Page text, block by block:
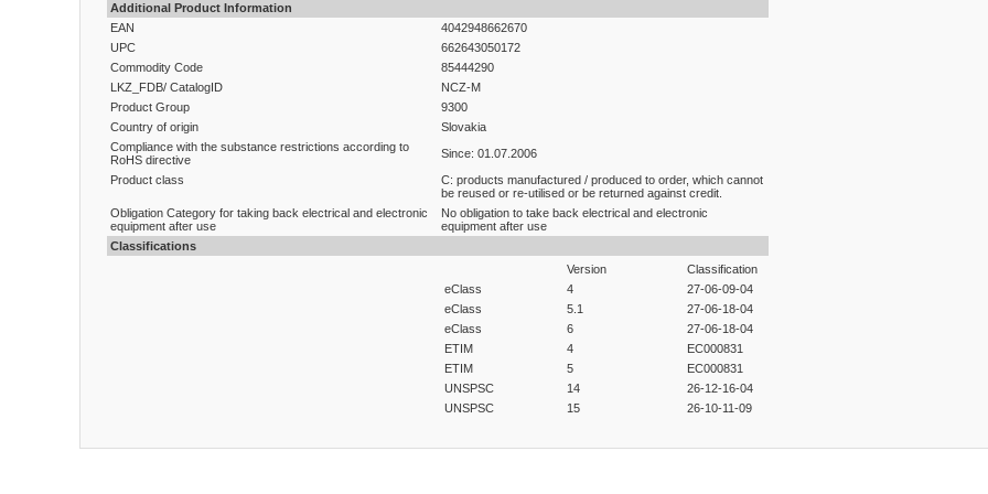
Additional Product Information
EAN
4042948662670
UPC
662643050172
Commodity Code
85444290
LKZ_FDB/ CatalogID
NCZ-M
Product Group
9300
Country of origin
Slovakia
Compliance with the substance restrictions according to
RoHS directive
Since: 01.07.2006
Product class
C: products manufactured / produced to order, which cannot
be reused or re-utilised or be returned against credit.
Obligation Category for taking back electrical and electronic
equipment after use
No obligation to take back electrical and electronic
equipment after use
Classifications
Version
Classification
eClass
4
27-06-09-04
eClass
5.1
27-06-18-04
eClass
6
27-06-18-04
ETIM
4
EC000831
ETIM
5
EC000831
UNSPSC
14
26-12-16-04
UNSPSC
15 26-10-11-09